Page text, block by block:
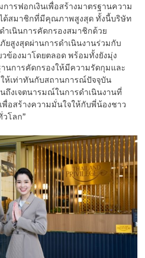
ารฟอกเงินเพื่อสร้างมาตรฐานความ
ด้สมาชิกที่มีคุณภาพสูงสุด ทั้งนี้บริษัท
ำเนินการคัดกรองสมาชิกด้วย
สูงสุดผ่านการดำเนินงานร่วมกับ
ข้องมาโดยตลอด พร้อมทั้งยังมุ่ง
นการคัดกรองให้มีความรัดกุมและ
ห้เท่าทันกับสถานการณ์ปัจจุบัน
ถึงเจตนารมณ์ในการดำเนินงานที่
พื่อสร้างความมั่นใจให้กับพี่น้องชาว
โลก”